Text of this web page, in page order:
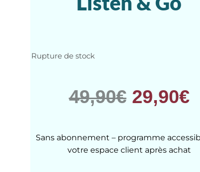
Rupture de stock
49,90€ 29,90€
Sans abonnement – programme
votre espace client après achat